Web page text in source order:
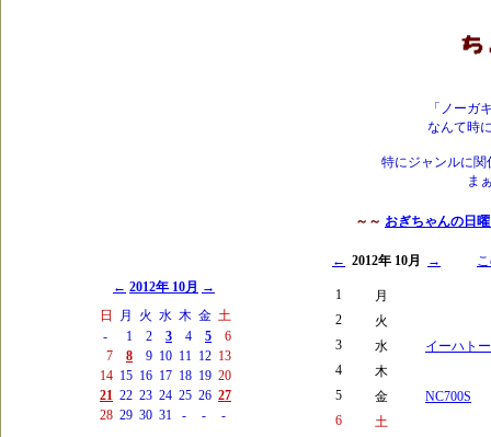
「ノーガ
なんて時
特にジャンルに
ま
～～ おぎちゃんの日
← 2012年 10月 →
日
月 火 水 木 金 土
-
1 2 3 4 5
6
7
8 9 10 11 12 13
14 15 16 17 18 19 20
21 22 23 24 25 26 27
28 29 30 31 - - -
← 2012年 10月 →
1
月
2
火
3
水
イーハト
4
木
5
金
NC700S
6
土